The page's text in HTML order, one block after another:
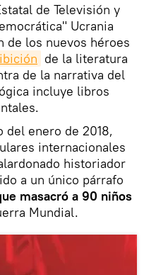
de Televisión y
Ucrania
de los nuevos héroes
de la literatura
de la narrativa del
incluye libros
del enero de 2018,
internacionales
historiador
a un único párrafo
masacró a 90 niños
Mundial.